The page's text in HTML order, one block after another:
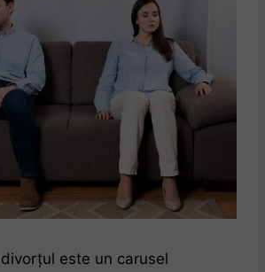
este un carusel